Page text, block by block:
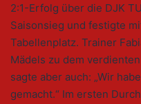
2:1-Erfolg über die DJK
Saisonsieg und festigte
Tabellenplatz. Trainer
Mädels zu dem
sagte aber auch: „Wir
gemacht.“ Im ersten